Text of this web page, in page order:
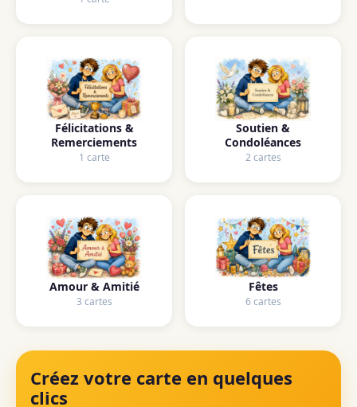
Félicitations &
Remerciements
1 carte
Soutien &
Condoléances
2 cartes
Amour & Amitié
3 cartes
Fêtes
6 cartes
Créez votre carte en quelques
clics